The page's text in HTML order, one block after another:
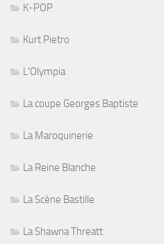
K-POP
Kurt Pietro
L'Olympia
La coupe Georges Baptiste
La Maroquinerie
La Reine Blanche
La Scène Bastille
La Shawna Threatt